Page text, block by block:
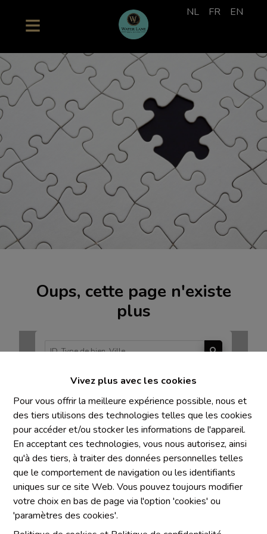
Vivez plus avec les cookies
Pour vous offrir la meilleure expérience possible, nous et
des tiers utilisons des technologies telles que les cookies
pour accéder et/ou stocker les informations de l'appareil.
En acceptant ces technologies, vous nous autorisez, ainsi
qu'à des tiers, à traiter des données personnelles telles
que le comportement de navigation ou les identifiants
uniques sur ce site Web. Vous pouvez toujours modifier
votre choix en bas de page via l'option 'cookies' ou
'paramètres des cookies'.
NL FR EN
Oups, cette page n'existe
plus
À Vendre À Louer
Mentions obligatoires
Chaque agence est juridiquement et financièrement
indépendante
SRL IMMO Water Lane - TVA BE 0755330288